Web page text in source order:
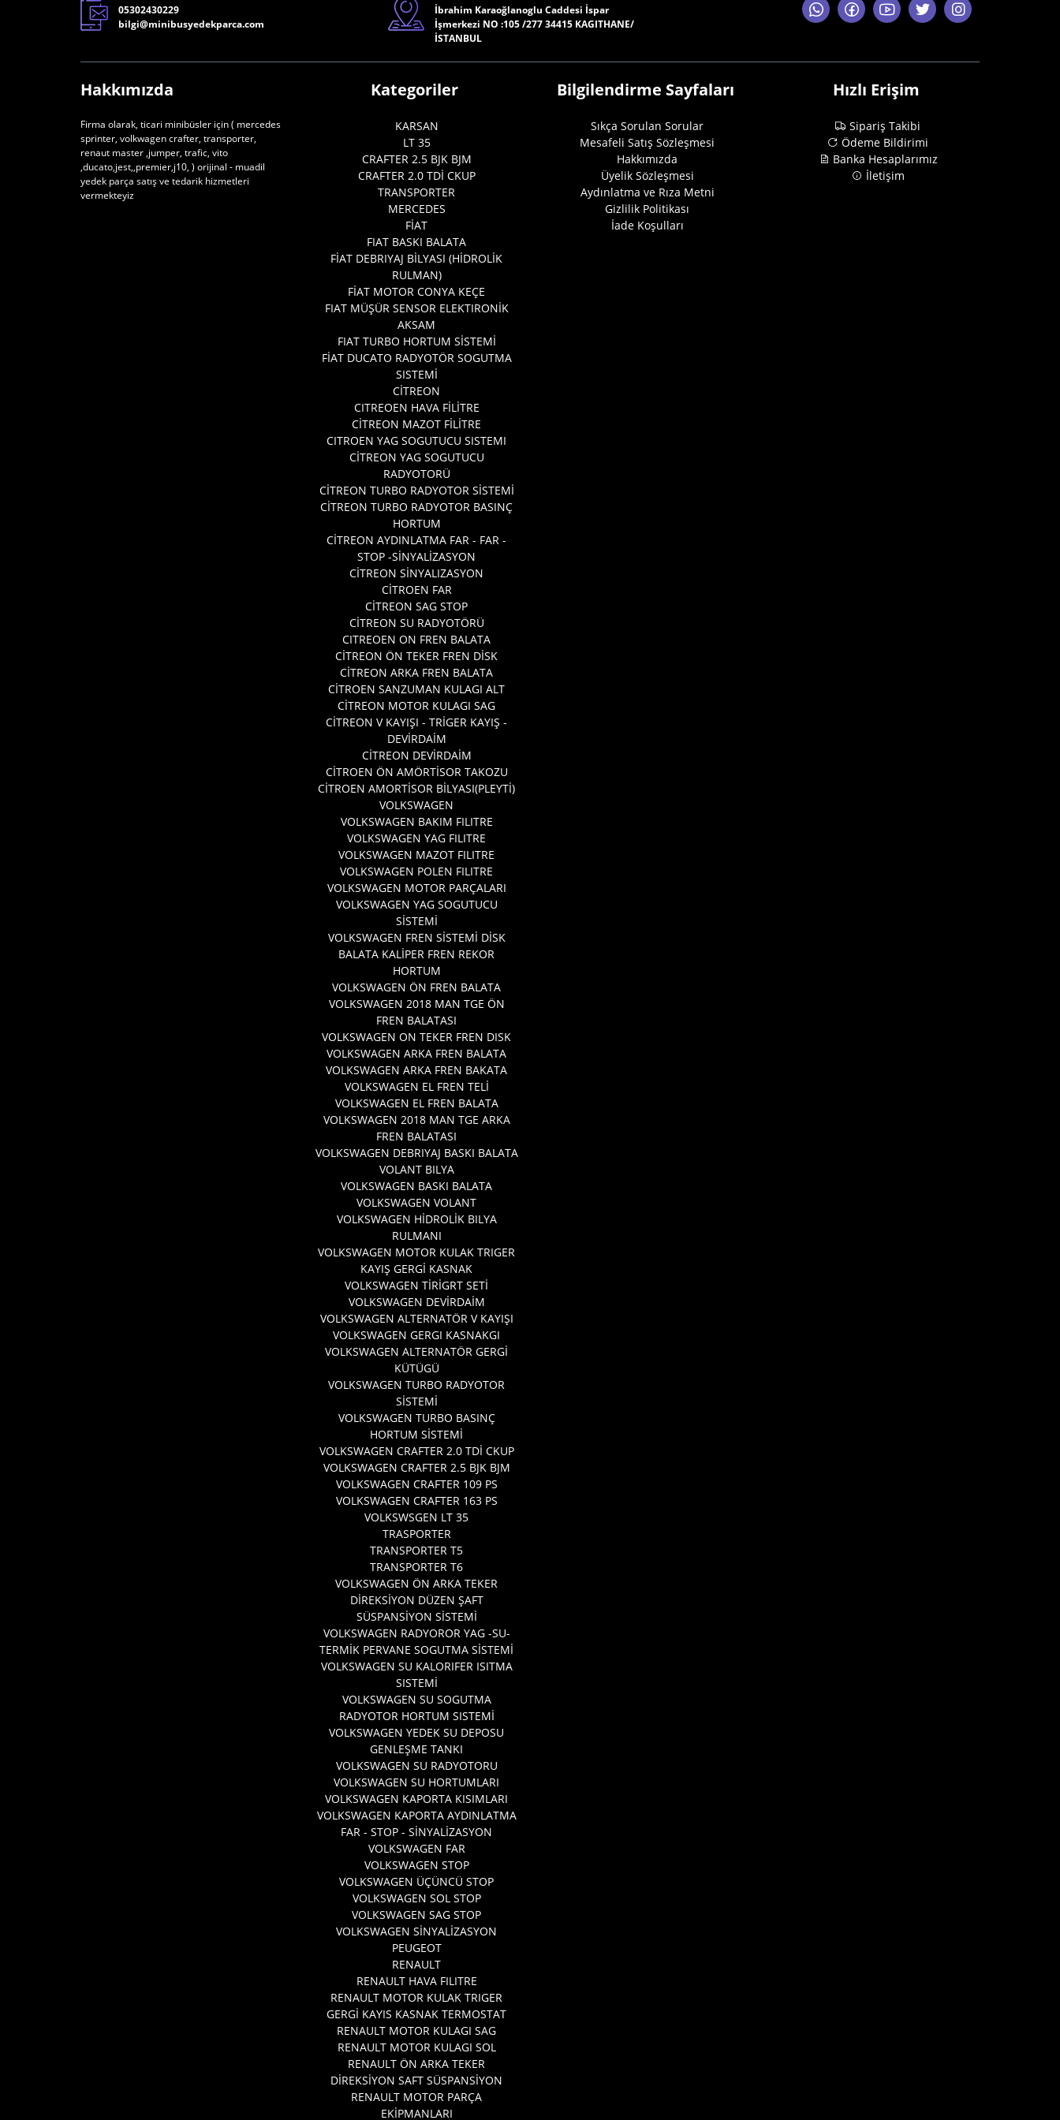
05302430229
bilgi@minibusyedekparca.com
İbrahim Karaoğlanoglu Caddesi İspar
İşmerkezi NO :105 /277 34415 KAGITHANE/
İSTANBUL
Hakkımızda
Firma olarak, ticari minibüsler için ( mercedes
sprinter, volkwagen crafter, transporter,
renaut master ,jumper, trafic, vito
,ducato,jest,,premier,j10, ) orijinal - muadil
yedek parça satış ve tedarik hizmetleri
vermekteyiz
Kategoriler
KARSAN
LT 35
CRAFTER 2.5 BJK BJM
CRAFTER 2.0 TDİ CKUP
TRANSPORTER
MERCEDES
FİAT
FIAT BASKI BALATA
FİAT DEBRIYAJ BİLYASI (HİDROLİK
RULMAN)
FİAT MOTOR CONYA KEÇE
FIAT MÜŞÜR SENSOR ELEKTIRONİK
AKSAM
FIAT TURBO HORTUM SİSTEMİ
FİAT DUCATO RADYOTÖR SOGUTMA
SISTEMİ
CİTREON
CITREOEN HAVA FİLİTRE
CİTREON MAZOT FİLİTRE
CITROEN YAG SOGUTUCU SISTEMI
CİTREON YAG SOGUTUCU
RADYOTORÜ
CİTREON TURBO RADYOTOR SİSTEMİ
CİTREON TURBO RADYOTOR BASINÇ
HORTUM
CİTREON AYDINLATMA FAR - FAR -
STOP -SİNYALİZASYON
CİTREON SİNYALIZASYON
CİTROEN FAR
CİTREON SAG STOP
CİTREON SU RADYOTÖRÜ
CITREOEN ON FREN BALATA
CİTREON ÖN TEKER FREN DİSK
CİTREON ARKA FREN BALATA
CİTROEN SANZUMAN KULAGI ALT
CİTREON MOTOR KULAGI SAG
CİTREON V KAYIŞI - TRİGER KAYIŞ -
DEVİRDAİM
CİTREON DEVİRDAİM
CİTROEN ÖN AMÖRTİSOR TAKOZU
CİTROEN AMORTİSOR BİLYASI(PLEYTİ)
VOLKSWAGEN
VOLKSWAGEN BAKIM FILITRE
VOLKSWAGEN YAG FILITRE
VOLKSWAGEN MAZOT FILITRE
VOLKSWAGEN POLEN FILITRE
VOLKSWAGEN MOTOR PARÇALARI
VOLKSWAGEN YAG SOGUTUCU
SİSTEMİ
VOLKSWAGEN FREN SİSTEMİ DİSK
BALATA KALİPER FREN REKOR
HORTUM
VOLKSWAGEN ÖN FREN BALATA
VOLKSWAGEN 2018 MAN TGE ÖN
FREN BALATASI
VOLKSWAGEN ON TEKER FREN DISK
VOLKSWAGEN ARKA FREN BALATA
VOLKSWAGEN ARKA FREN BAKATA
VOLKSWAGEN EL FREN TELİ
VOLKSWAGEN EL FREN BALATA
VOLKSWAGEN 2018 MAN TGE ARKA
FREN BALATASI
VOLKSWAGEN DEBRIYAJ BASKI BALATA
VOLANT BILYA
VOLKSWAGEN BASKI BALATA
VOLKSWAGEN VOLANT
VOLKSWAGEN HİDROLİK BILYA
RULMANI
VOLKSWAGEN MOTOR KULAK TRIGER
KAYIŞ GERGİ KASNAK
VOLKSWAGEN TİRİGRT SETİ
VOLKSWAGEN DEVİRDAİM
VOLKSWAGEN ALTERNATÖR V KAYIŞI
VOLKSWAGEN GERGI KASNAKGI
VOLKSWAGEN ALTERNATÖR GERGİ
KÜTÜGÜ
VOLKSWAGEN TURBO RADYOTOR
SİSTEMİ
VOLKSWAGEN TURBO BASINÇ
HORTUM SİSTEMİ
VOLKSWAGEN CRAFTER 2.0 TDİ CKUP
VOLKSWAGEN CRAFTER 2.5 BJK BJM
VOLKSWAGEN CRAFTER 109 PS
VOLKSWAGEN CRAFTER 163 PS
VOLKSWSGEN LT 35
TRASPORTER
TRANSPORTER T5
TRANSPORTER T6
VOLKSWAGEN ÖN ARKA TEKER
DİREKSİYON DÜZEN ŞAFT
SÜSPANSİYON SİSTEMİ
VOLKSWAGEN RADYOROR YAG -SU-
TERMİK PERVANE SOGUTMA SİSTEMİ
VOLKSWAGEN SU KALORIFER ISITMA
SISTEMİ
VOLKSWAGEN SU SOGUTMA
RADYOTOR HORTUM SISTEMİ
VOLKSWAGEN YEDEK SU DEPOSU
GENLEŞME TANKI
VOLKSWAGEN SU RADYOTORU
VOLKSWAGEN SU HORTUMLARI
VOLKSWAGEN KAPORTA KISIMLARI
VOLKSWAGEN KAPORTA AYDINLATMA
FAR - STOP - SİNYALİZASYON
VOLKSWAGEN FAR
VOLKSWAGEN STOP
VOLKSWAGEN ÜÇÜNCÜ STOP
VOLKSWAGEN SOL STOP
VOLKSWAGEN SAG STOP
VOLKSWAGEN SİNYALİZASYON
PEUGEOT
RENAULT
RENAULT HAVA FILITRE
RENAULT MOTOR KULAK TRIGER
GERGİ KAYIS KASNAK TERMOSTAT
RENAULT MOTOR KULAGI SAG
RENAULT MOTOR KULAGI SOL
RENAULT ÖN ARKA TEKER
DİREKSİYON SAFT SÜSPANSİYON
RENAULT MOTOR PARÇA
EKİPMANLARI
Bilgilendirme Sayfaları
Sıkça Sorulan Sorular
Mesafeli Satış Sözleşmesi
Hakkımızda
Üyelik Sözleşmesi
Aydınlatma ve Rıza Metni
Gizlilik Politikası
İade Koşulları
Hızlı Erişim
Sipariş Takibi
Ödeme Bildirimi
Banka Hesaplarımız
İletişim